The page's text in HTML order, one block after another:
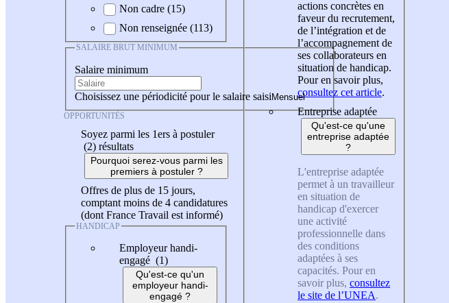
Non cadre (15)
Non renseignée (113)
SALAIRE BRUT MINIMUM
Salaire minimum
Choisissez une périodicité pour le salaire saisi
OPPORTUNITÉS
Soyez parmi les 1ers à postuler
(2) résultats
Pourquoi serez-vous parmi les
premiers à postuler ?
Offres de plus de 15 jours,
comptant moins de 4 candidatures
(dont France Travail est informé)
HANDICAP
Employeur handi-
engagé (1)
Qu'est-ce qu'un
employeur handi-
engagé ?
actions concrètes en
faveur du recrutement,
de l’intégration et de
l’accompagnement de
ses collaborateurs en
situation de handicap.
Pour en savoir plus,
consultez cet article.
Entreprise adaptée
Qu'est-ce qu'une
entreprise adaptée
?
L'entreprise adaptée
permet à un travailleur
en situation de
handicap d'exercer
une activité
professionnelle dans
des conditions
adaptées à ses
capacités. Pour en
savoir plus, consultez
le site de l’UNEA.